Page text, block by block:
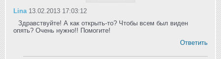
Lina 13.02.2013 17:03:12
Здравствуйте! А как открыть-то? Чтобы всем был виден
опять? Очень нужно!! Помогите!
Ответить